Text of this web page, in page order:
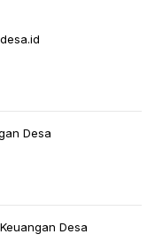
Desa
Desa